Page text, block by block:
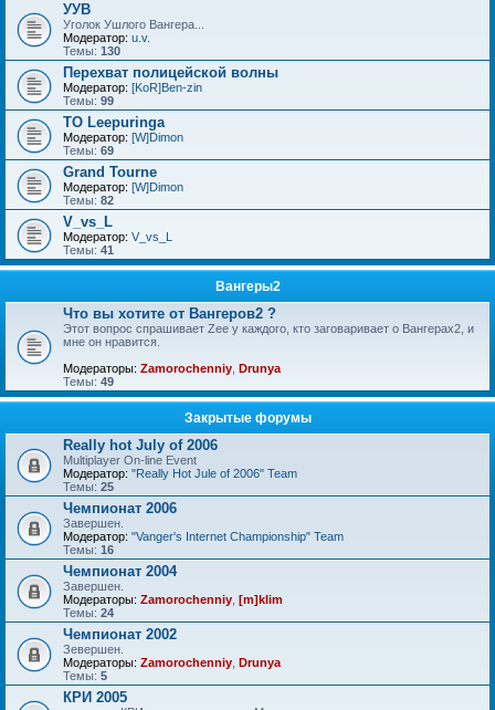
УУВ
Уголок Ушлого Вангера...
Модератор: u.v.
Темы: 130
Перехват полицейской волны
Модератор: [KoR]Ben-zin
Темы: 99
TO Leepuringa
Модератор: [W]Dimon
Темы: 69
Grand Tourne
Модератор: [W]Dimon
Темы: 82
V_vs_L
Модератор: V_vs_L
Темы: 41
Вангеры2
Что вы хотите от Вангеров2 ?
Этот вопрос спрашивает Zee у каждого, кто заговаривает о Вангерах2, и
мне он нравится.
Модераторы: Zamorochenniy Drunya
Темы: 49
Закрытые форумы
Really hot July of 2006
Multiplayer On-line Event
Модератор: "Really Hot Jule of 2006" Team
Темы: 25
Чемпионат 2006
Завершен.
Модератор: "Vanger's Internet Championship" Team
Темы: 16
Чемпионат 2004
Завершен.
Модераторы: Zamorochenniy [m]klim
Темы: 24
Чемпионат 2002
Зевершен.
Модераторы: Zamorochenniy Drunya
Темы: 5
КРИ 2005